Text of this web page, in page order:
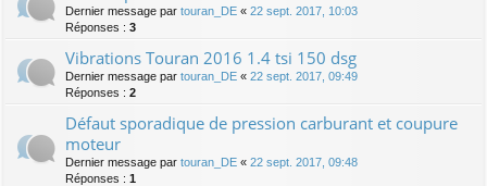
Dernier message par touran_DE « 22 sept. 2017, 10:03
Réponses : 3
Vibrations Touran 2016 1.4 tsi 150 dsg
Dernier message par touran_DE « 22 sept. 2017, 09:49
Réponses : 2
Défaut sporadique de pression carburant et coupure
moteur
Dernier message par touran_DE « 22 sept. 2017, 09:48
Réponses : 1